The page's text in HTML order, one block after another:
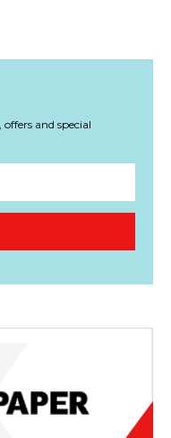
and special